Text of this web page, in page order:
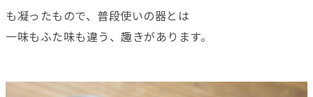
も凝ったもので、普段使いの器とは
一味もふた味も違う、趣きがあります。